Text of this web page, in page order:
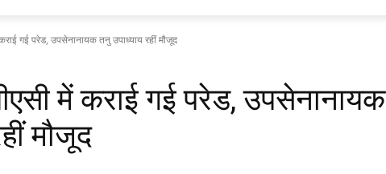
कराई गई परेड, उपसेनानायक तनु उपाध्याय रहीं मौजूद
में कराई गई परेड, उपसेनानायक
मौजूद